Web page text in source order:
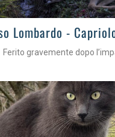
Lombardo -
Ferito gravemente dopo